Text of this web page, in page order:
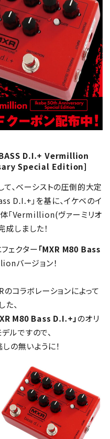
D.I.+ Vermillion
Special Edition]
、ベーシストの圧倒的大定
D.I.+」を基に、イケベのイ
「Vermillion(ヴァーミリオ
成しました！
ェクター 「MXR M80 Bass
バージョン！
コラボレーションによって
た、
M80 Bass D.I.+」のオリ
ルですので、
の無いように！